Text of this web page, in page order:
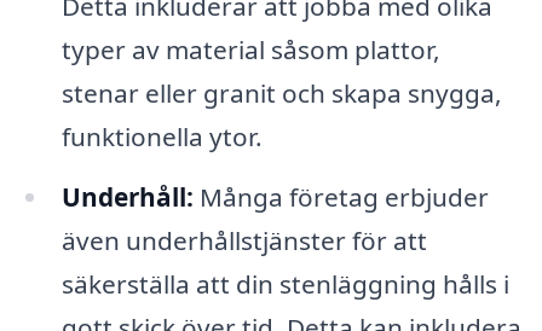
typer av material såsom plattor,
stenar eller granit och skapa snygga,
funktionella ytor.
Underhåll: Många företag erbjuder
även underhållstjänster för att
säkerställa att din stenläggning hålls i